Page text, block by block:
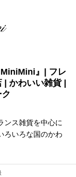
』| フレ
| かわいい雑貨 |
ンス雑貨を中心に
ろいろな国のかわ